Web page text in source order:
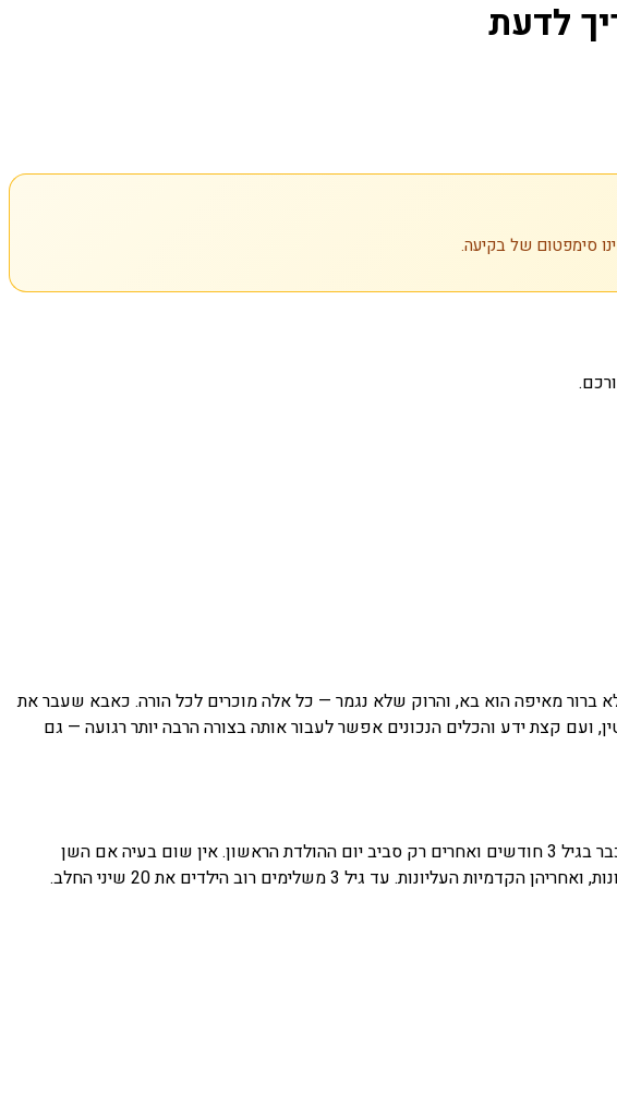
לדעת
מאיפה הוא בא, והרוק שלא נגמר — כל אלה מוכרים לכל הורה. כאבא שעבר את
ועם קצת ידע והכלים הנכונים אפשר לעבור אותה בצורה הרבה יותר רגועה — גם
אצל רוב התינוקות, השן הראשונה בוקעת בין גיל 4 ל-7 חודשים, אך הטווח התקין רחב מאוד — יש תינוקות שמקבלים שן כבר בגיל 3 חודשים ואחרים רק סביב יום ההולדת הראשון. אין שום בעיה אם השן
גיל 3 משלימים רוב הילדים את 20 שיני החלב.